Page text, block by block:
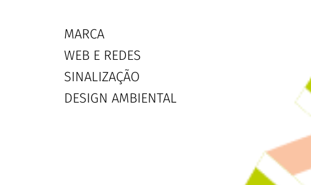
MARCA
WEB E REDES
SINALIZAÇÃO
DESIGN AMBIENTAL